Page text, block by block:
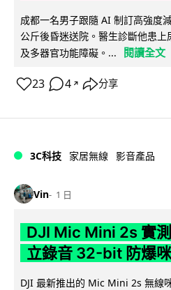
成都一名男子跟隨 AI 制訂高強度
公斤後昏迷送院。醫生診斷他患
及多器官功能障礙。...
閱讀全文
23 4 ↗ 分享
3C科技 家居無線 影音產品
Vin 1 日
DJI Mic Mini 2s 實
立錄音 32-bit 防爆
DJI 最新推出的 Mic Mini 2s 無線